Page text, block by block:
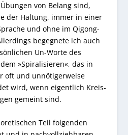
von Belang sind,
der Haltung, immer in einer
und ohne im Qigong-
begegnete ich auch
Un-Worte des
»Spiralisieren«, das in
oft und unnötigerweise
wird, wenn eigentlich Kreis-
gemeint sind.
Teil folgenden